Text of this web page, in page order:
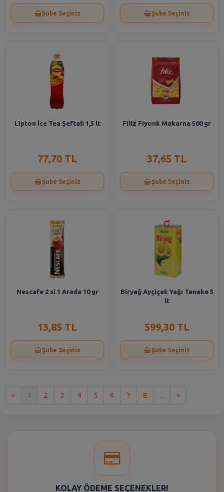
Şube Seçiniz Şube Seçiniz
Lipton İce Tea Şeftali 1,5 lt
77,70 TL
Şube Seçiniz
Filiz Fiyonk Makarna 500 gr
37,65 TL
Şube Seçiniz
Nescafe 2 si 1 Arada 10 gr
13,85 TL
Şube Seçiniz
Biryağ Ayçiçek Yağı Teneke 5
lt
599,30 TL
Şube Seçiniz
« 1 2 3 4 5 6 7 8 ... »Son
KOLAY ÖDEME SEÇENEKLERI